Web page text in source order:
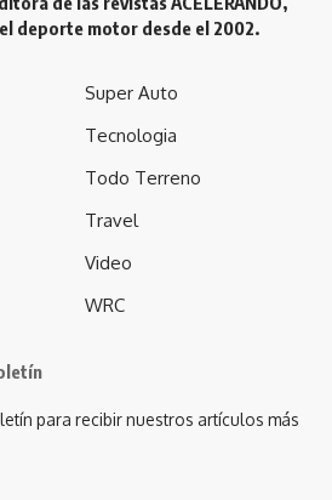
deporte motor desde el 2002.
Super Auto
Tecnologia
Todo Terreno
Travel
Video
WRC
para recibir nuestros artículos más